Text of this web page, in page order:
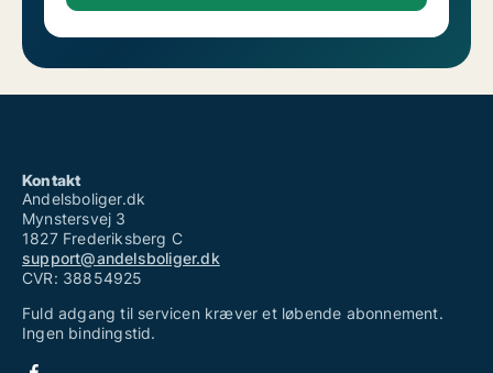
Kontakt
Andelsboliger.dk
Mynstersvej 3
1827 Frederiksberg C
support@andelsboliger.dk
CVR: 38854925
Fuld adgang til servicen kræver et løbende abonnement.
Ingen bindingstid.